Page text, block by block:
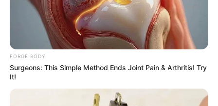
She Spent A Fortune To Look Like A Modern-Day
BRAINBERRIES
FORGE BODY
Surgeons: This Simple Method Ends Joint Pain & Arthritis! Try
It!